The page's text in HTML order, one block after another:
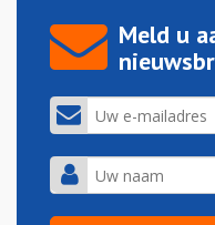
Meld u